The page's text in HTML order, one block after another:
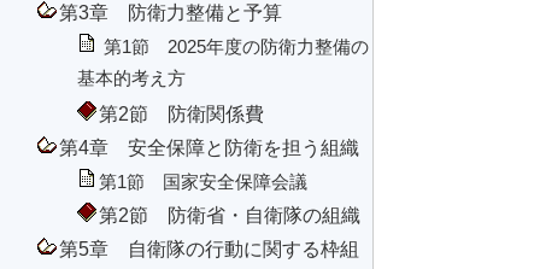
第3章 防衛力整備と予算
第1節 2025年度の防衛力整備の
基本的考え方
第2節 防衛関係費
第4章 安全保障と防衛を担う組織
第1節 国家安全保障会議
第2節 防衛省・自衛隊の組織
第5章 自衛隊の行動に関する枠組